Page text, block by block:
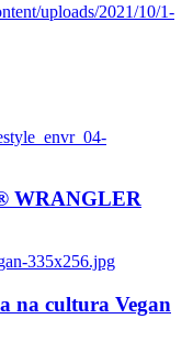
uploads/2021/10/1-
WRANGLER
335x256.jpg
na cultura Vegan